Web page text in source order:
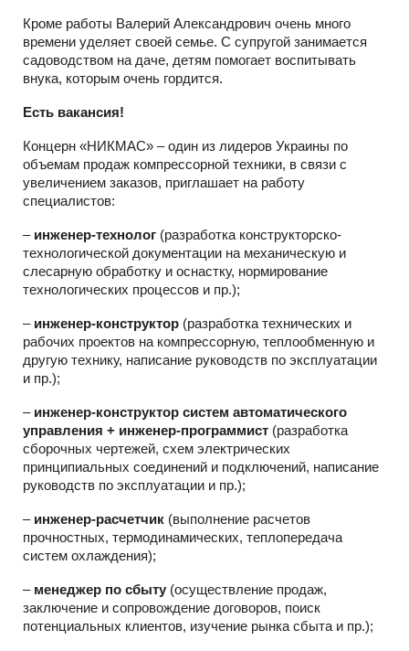
Кроме работы Валерий Александрович очень много
времени уделяет своей семье. С супругой занимается
садоводством на даче, детям помогает воспитывать
внука, которым очень гордится.
Есть вакансия!
Концерн «НИКМАС» – один из лидеров Украины по
объемам продаж компрессорной техники, в связи с
увеличением заказов, приглашает на работу
специалистов:
– инженер-технолог (разработка конструкторско-
технологической документации на механическую и
слесарную обработку и оснастку, нормирование
технологических процессов и пр.);
– инженер-конструктор (разработка технических и
рабочих проектов на компрессорную, теплообменную и
другую технику, написание руководств по эксплуатации
и пр.);
– инженер-конструктор систем автоматического
управления + инженер-программист (разработка
сборочных чертежей, схем электрических
принципиальных соединений и подключений, написание
руководств по эксплуатации и пр.);
– инженер-расчетчик (выполнение расчетов
прочностных, термодинамических, теплопередача
систем охлаждения);
– менеджер по сбыту (осуществление продаж,
заключение и сопровождение договоров, поиск
потенциальных клиентов, изучение рынка сбыта и пр.);